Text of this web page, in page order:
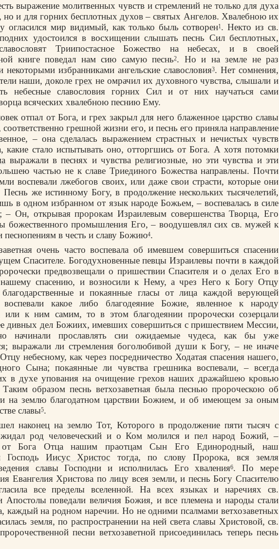
выражение молитвенных чувств и стремлений не только для духа
но и для горних бесплотных духов – святых Ангелов. Хвалебною их
огласился мир видимый, как только быль сотворен1. Некто из св.
удостоился в восхищении слышать песнь Сил бесплотных,
Триипостасное Божество на небесах, и в своей
книге поведал нам сию самую песнь2. Но и на земле не раз
избранниками ангельские славословия3. Нет сомнения,
наши, доколегрех не омрачил их духовного чувства, слышали и
небесные славословия горних Сил и от них научаться сами
всяческих хвалебною песнию Ему.
отпал от Бога, и грех закрыл для него блаженное царство славы
грешной жизни его, и песнь его приняла направление
– она сделалась выражением страстных и нечистых чувств
какие стало испытывать оно, отторгшись от Бога. А хотя потомки
выражали в песнях и чувства религиозные, но эти чувства и эти
частью не к славе Триединого Божества направлены. Почти
воспевали лжебогов своих, или даже свои страсти, которые они
Песнь же истинному Богу, в продолжение нескольких тысячелетий,
в одном избранном от язык народе Божьем, – воспевалась в силе
– Он, открывая пророкам Израилевым совершенства Творца, Его
божественного промышления Его, – воодушевлял сих св. мужей к
песнопениям в честь и славу Божию4.
очень часто воспевала об имевшем совершиться спасении
Спасителе. Богодухновенные певцы Израилевы почти в каждой
предвозвещали о пришествии Спасителя и о делах Его в
спасению, и возносили к Нему, а чрез Него к Богу Отцу
благодарственные и покаянные гласы от лица каждой верующей
какое либо благодеяние Божие, явленное к народу
или к ним самим, то в этом благодеянии пророчески созерцали
дивных дел Божиих, имевших совершиться с пришествием Мессии,
начинали прославлять сии ожидаемые чудеса, как бы уже
выражали ли стремления боголюбивой души к Богу, – не иначе
небесному, как через посредничество Ходатая спасения нашего,
Сына; покаянные ли чувства грешника воспевали, – всегда
в духе упования на очищение грехов наших дражайшею кровью
Таким образом песнь ветхозаветная была песнью пророческою об
на землю благодатном царствии Божием, и об имеющем за оным
славы5.
наконец на землю Тот, Которого в продолжение пяти тысяч с
род человеческий и о Ком молился и пел народ Божий, –
от Бога Отца нашим праотцам Сын Его Единородный, наш
ГосподьИисус Христос тогда, по слову Пророка, вся земля
славы Господни и исполнилась Его хваления6. По мере
Евангелия Христова по лицу всея земли, и песнь Богу Спасителю
все пределы вселенной. На всех языках и наречиях св.
Апостолы поведали величия Божия, и все племена и народы стали
каждый на родном наречии. Но не одними псалмами ветхозаветных
земля, по распространении на ней света славы Христовой, св.
песни ветхозаветной присоединилась теперь песнь